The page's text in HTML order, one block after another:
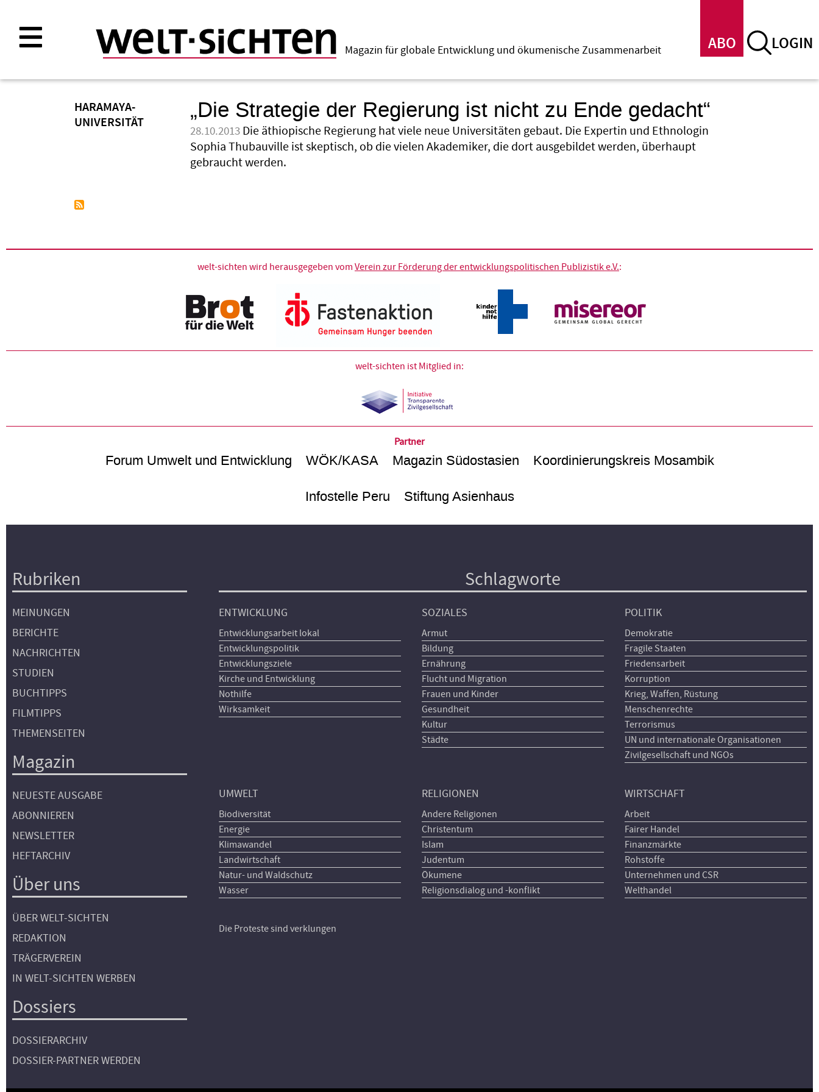
Inhalt
ABO LOGIN
Magazin für globale Entwicklung und ökumenische Zusammenarbeit
HARAMAYA-
UNIVERSITÄT
„Die Strategie der Regierung ist nicht zu Ende gedacht“
28.10.2013 Die äthiopische Regierung hat viele neue Universitäten gebaut. Die Expertin und Ethnologin
Sophia Thubauville ist skeptisch, ob die vielen Akademiker, die dort ausgebildet werden, überhaupt
gebraucht werden.
welt-sichten wird herausgegeben vom Verein zur Förderung der entwicklungspolitischen Publizistik e.V.:
welt-sichten ist Mitglied in:
Partner
Forum Umwelt und Entwicklung WÖK/KASA Magazin Südostasien Koordinierungskreis Mosambik
Infostelle Peru Stiftung Asienhaus
Hauptnavigation
Rubriken
MEINUNGEN
BERICHTE
NACHRICHTEN
STUDIEN
BUCHTIPPS
FILMTIPPS
THEMENSEITEN
Magazin
NEUESTE AUSGABE
ABONNIEREN
NEWSLETTER
HEFTARCHIV
Über uns
ÜBER WELT-SICHTEN
REDAKTION
TRÄGERVEREIN
IN WELT-SICHTEN WERBEN
Dossiers
DOSSIERARCHIV
DOSSIER-PARTNER WERDEN
Schlagworte
ENTWICKLUNG
Entwicklungsarbeit lokal
Entwicklungspolitik
Entwicklungsziele
Kirche und Entwicklung
Nothilfe
Wirksamkeit
SOZIALES
Armut
Bildung
Ernährung
Flucht und Migration
Frauen und Kinder
Gesundheit
Kultur
Städte
POLITIK
Demokratie
Fragile Staaten
Friedensarbeit
Korruption
Krieg, Waffen, Rüstung
Menschenrechte
Terrorismus
UN und internationale Organisationen
Zivilgesellschaft und NGOs
UMWELT
Biodiversität
Energie
Klimawandel
Landwirtschaft
Natur- und Waldschutz
Wasser
RELIGIONEN
Andere Religionen
Christentum
Islam
Judentum
Ökumene
Religionsdialog und -konflikt
WIRTSCHAFT
Arbeit
Fairer Handel
Finanzmärkte
Rohstoffe
Unternehmen und CSR
Welthandel
Die Proteste sind verklungen